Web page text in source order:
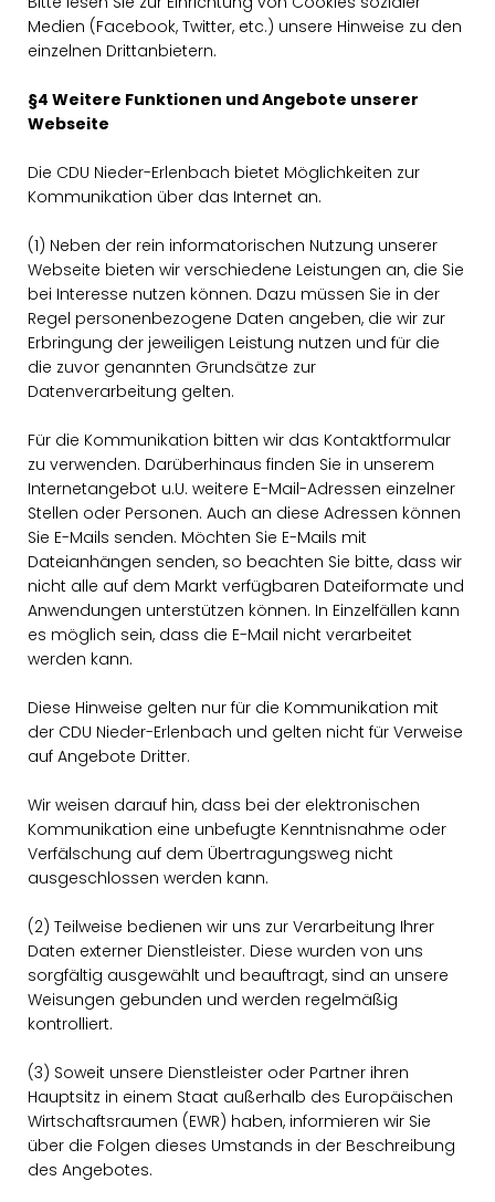
Medien (Facebook, Twitter, etc.) unsere Hinweise zu den
einzelnen Drittanbietern.
§4 Weitere Funktionen und Angebote unserer
Webseite
Die CDU Nieder-Erlenbach bietet Möglichkeiten zur
Kommunikation über das Internet an.
(1) Neben der rein informatorischen Nutzung unserer
Webseite bieten wir verschiedene Leistungen an, die Sie
bei Interesse nutzen können. Dazu müssen Sie in der
Regel personenbezogene Daten angeben, die wir zur
Erbringung der jeweiligen Leistung nutzen und für die
die zuvor genannten Grundsätze zur
Datenverarbeitung gelten.
Für die Kommunikation bitten wir das Kontaktformular
zu verwenden. Darüberhinaus finden Sie in unserem
Internetangebot u.U. weitere E-Mail-Adressen einzelner
Stellen oder Personen. Auch an diese Adressen können
Sie E-Mails senden. Möchten Sie E-Mails mit
Dateianhängen senden, so beachten Sie bitte, dass wir
nicht alle auf dem Markt verfügbaren Dateiformate und
Anwendungen unterstützen können. In Einzelfällen kann
es möglich sein, dass die E-Mail nicht verarbeitet
werden kann.
Diese Hinweise gelten nur für die Kommunikation mit
der CDU Nieder-Erlenbach und gelten nicht für Verweise
auf Angebote Dritter.
Wir weisen darauf hin, dass bei der elektronischen
Kommunikation eine unbefugte Kenntnisnahme oder
Verfälschung auf dem Übertragungsweg nicht
ausgeschlossen werden kann.
(2) Teilweise bedienen wir uns zur Verarbeitung Ihrer
Daten externer Dienstleister. Diese wurden von uns
sorgfältig ausgewählt und beauftragt, sind an unsere
Weisungen gebunden und werden regelmäßig
kontrolliert.
(3) Soweit unsere Dienstleister oder Partner ihren
Hauptsitz in einem Staat außerhalb des Europäischen
Wirtschaftsraumen (EWR) haben, informieren wir Sie
über die Folgen dieses Umstands in der Beschreibung
des Angebotes.